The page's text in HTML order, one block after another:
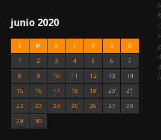
junio 2020
L M X J V S D
1 2 3 4 5 6
7
8
9 10 11 12 13
14
15
16 17 18 19 20
21
22
23 24 25 26 27
28
29
30